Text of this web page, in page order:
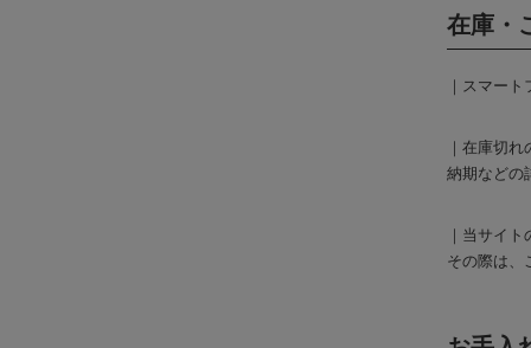
在庫・
｜スマー
｜在庫切
納期などの
｜当サイ
その際は、